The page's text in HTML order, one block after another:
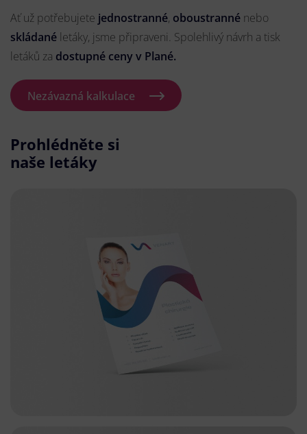
Ať už potřebujete jednostranné, oboustranné nebo
skládané letáky, jsme připraveni. Spolehlivý návrh a tisk
letáků za dostupné ceny v Plané.
Nezávazná kalkulace
Prohlédněte si
naše letáky